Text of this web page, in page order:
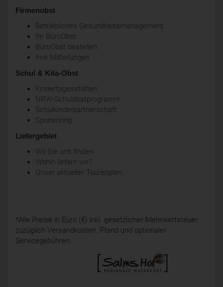
Firmenobst
Betriebliches Gesundheitsmanagement
Ihr BüroObst
BüroObst bestellen
Ihre Mitteilungen
Schul & Kita-Obst
Kindertagesstätten
NRW-Schulobstprogramm
Schulkinderpartnerschaft
Sponsoring
Liefergebiet
Wo Sie uns finden
Wohin liefern wir?
Unser aktueller Tourenplan
*Alle Preise in Euro (€) inkl. gesetzlicher Mehrwertsteuer,
zuzüglich Versandkosten, Pfand und optionaler
Servicegebühren.